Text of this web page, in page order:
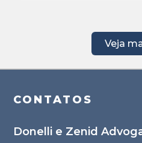
Veja
CONTATOS
Donelli e Zenid